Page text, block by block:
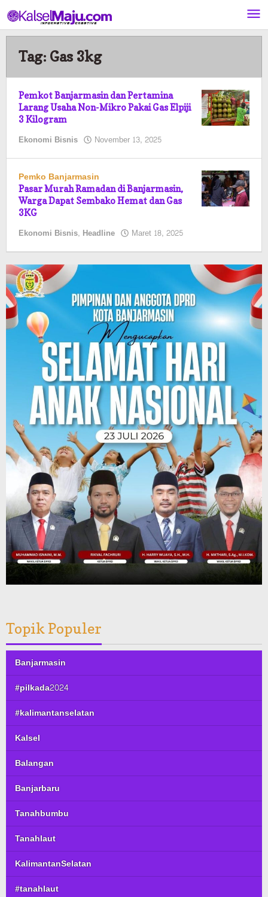
ke
konten
Tag: Gas 3kg
Pemkot Banjarmasin dan Pertamina
Larang Usaha Non-Mikro Pakai Gas Elpiji
3 Kilogram
Ekonomi Bisnis November 13, 2025
Pemko Banjarmasin
Pasar Murah Ramadan di Banjarmasin,
Warga Dapat Sembako Hemat dan Gas
3KG
Ekonomi Bisnis, Headline Maret 18, 2025
Topik Populer
Banjarmasin
#pilkada2024
#kalimantanselatan
Kalsel
Balangan
Banjarbaru
Tanahbumbu
Tanahlaut
KalimantanSelatan
#tanahlaut